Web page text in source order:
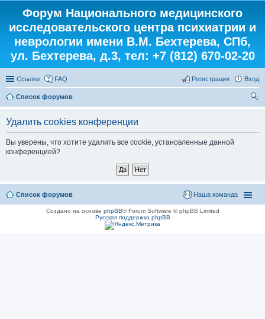
Форум Национального медицинского
исследовательского центра психиатрии и
неврологии имени В.М. Бехтерева, СПб,
ул. Бехтерева, д.3, тел: +7 (812) 670-02-20
Ссылки FAQ Вход
Регистрация
Список форумов
Удалить cookies конференции
Вы уверены, что хотите удалить все cookie, установленные данной
конференцией?
Список форумов Наша команда
Создано на основе phpBB® Forum Software © phpBB Limited
Русская поддержка phpBB